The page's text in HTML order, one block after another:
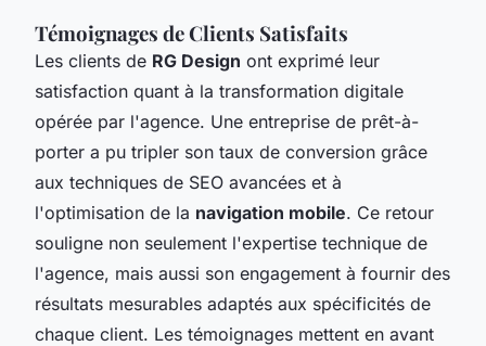
Témoignages de Clients Satisfaits
Les clients de RG Design ont exprimé leur
satisfaction quant à la transformation digitale
opérée par l'agence. Une entreprise de prêt-à-
porter a pu tripler son taux de conversion grâce
aux techniques de SEO avancées et à
l'optimisation de la navigation mobile. Ce retour
souligne non seulement l'expertise technique de
l'agence, mais aussi son engagement à fournir des
résultats mesurables adaptés aux spécificités de
chaque client. Les témoignages mettent en avant